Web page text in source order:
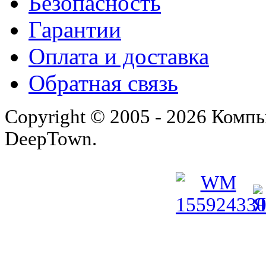
Гарантии
Оплата и доставка
Обратная связь
Copyright © 2005 - 2026
DeepTown.